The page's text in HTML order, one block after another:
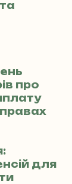
про
для